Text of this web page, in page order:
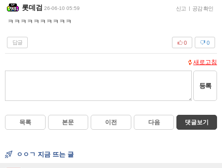
롯데검 26-06-10 05:59 신고 | 공감 확인
ㅋㅋㅋㅋㅋㅋㅋㅋㅋㅋ
답글 0
0
새로고침
등록
목록 본문 이전 다음 댓글보기
ㅇㅇㄱ 지금 뜨는 글